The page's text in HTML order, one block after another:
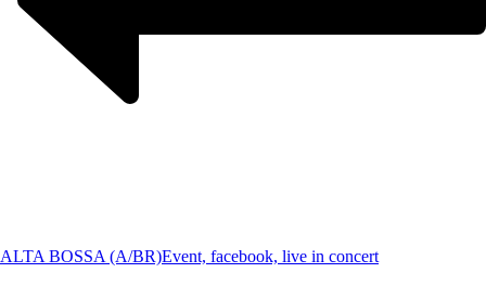
ALTA BOSSA (A/BR)Event, facebook, live in concert